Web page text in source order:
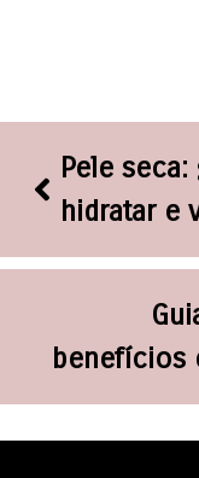
Pele
hidratar e
benefícios